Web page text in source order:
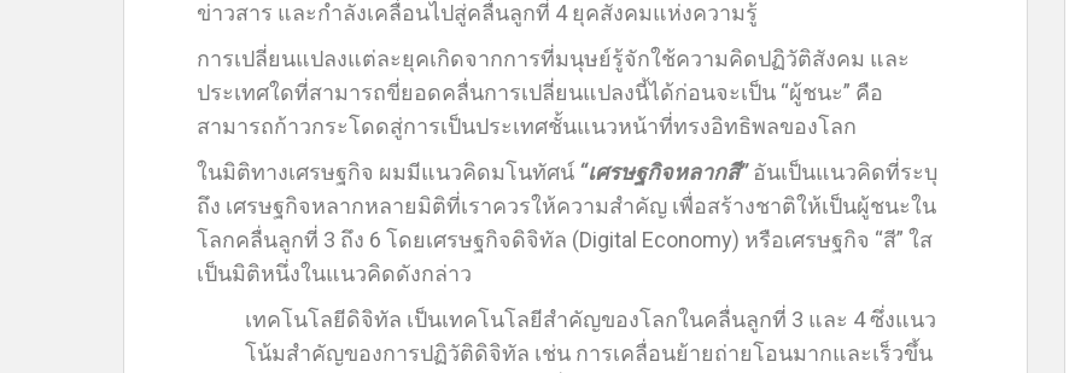
ข่าวสาร และกำลังเคลื่อนไปสู่คลื่นลูกที่ 4 ยุคสังคมแห่งความรู้
การเปลี่ยนแปลงแต่ละยุคเกิดจากการที่มนุษย์รู้จักใช้ความคิดปฏิวัติสังคม และ
ประเทศใดที่สามารถขี่ยอดคลื่นการเปลี่ยนแปลงนี้ได้ก่อนจะเป็น “ผู้ชนะ” คือ
สามารถก้าวกระโดดสู่การเป็นประเทศชั้นแนวหน้าที่ทรงอิทธิพลของโลก
ในมิติทางเศรษฐกิจ ผมมีแนวคิดมโนทัศน์ “เศรษฐกิจหลากสี”อันเป็นแนวคิดที่ระบุ
ถึง เศรษฐกิจหลากหลายมิติที่เราควรให้ความสำคัญ เพื่อสร้างชาติให้เป็นผู้ชนะใน
โลกคลื่นลูกที่ 3 ถึง 6 โดยเศรษฐกิจดิจิทัล (Digital Economy) หรือเศรษฐกิจ “สี” ใส
เป็นมิติหนึ่งในแนวคิดดังกล่าว
เทคโนโลยีดิจิทัล เป็นเทคโนโลยีสำคัญของโลกในคลื่นลูกที่ 3 และ 4 ซึ่งแนว
โน้มสำคัญของการปฏิวัติดิจิทัล เช่น การเคลื่อนย้ายถ่ายโอนมากและเร็วขึ้น